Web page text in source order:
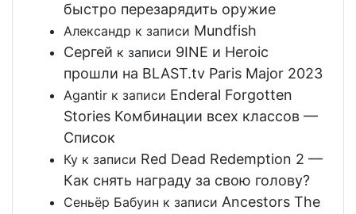
быстро перезарядить оружие
Александр к записи Mundfish
Сергей к записи 9INE и Heroic
прошли на BLAST.tv Paris Major 2023
Agantir к записи Enderal Forgotten
Stories Комбинации всех классов —
Список
Ку к записи Red Dead Redemption 2 —
Как снять награду за свою голову?
Сеньёр Бабуин к записи Ancestors The